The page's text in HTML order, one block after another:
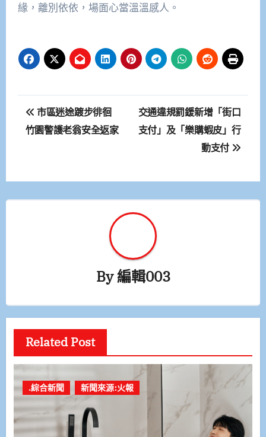
緣，離別依依，場面心當溫溫感人。
文
章
覽
市區迷途踱步徘徊
竹園警護老翁安全返家
交通違規罰鍰新增「街口
支付」及「樂購蝦皮」行
動支付
By編輯003
Related Post
.綜合新聞 新聞來源:火報